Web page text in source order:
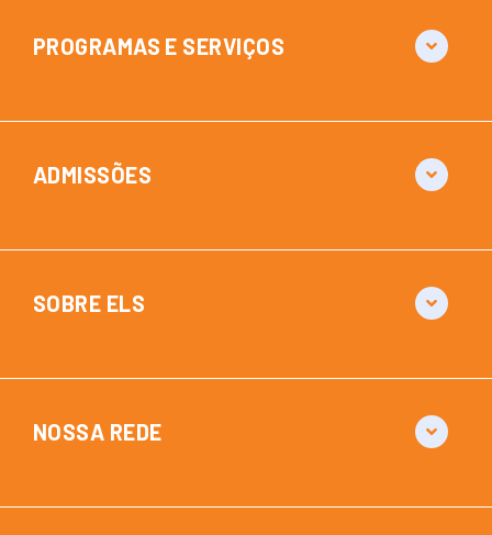
PROGRAMAS E SERVIÇOS
ADMISSÕES
SOBRE ELS
NOSSA REDE